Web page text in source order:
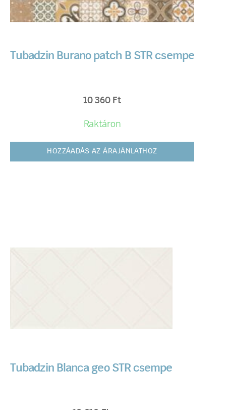
Tubadzin Burano patch B STR csempe
10 360 Ft
Raktáron
HOZZÁADÁS AZ ÁRAJÁNLATHOZ
Tubadzin Blanca geo STR csempe